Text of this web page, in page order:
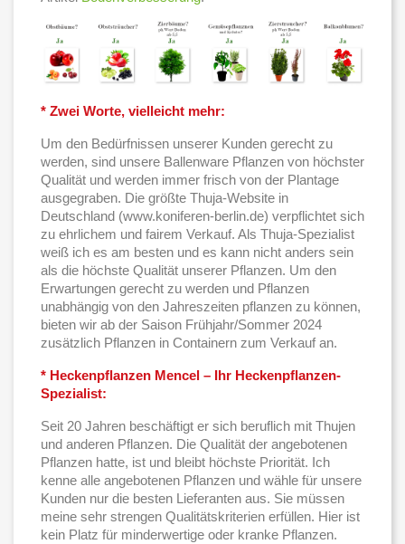
* Zwei Worte, vielleicht mehr:
Um den Bedürfnissen unserer Kunden gerecht zu
werden, sind unsere Ballenware Pflanzen von höchster
Qualität und werden immer frisch von der Plantage
ausgegraben. Die größte Thuja-Website in
Deutschland (www.koniferen-berlin.de) verpflichtet sich
zu ehrlichem und fairem Verkauf. Als Thuja-Spezialist
weiß ich es am besten und es kann nicht anders sein
als die höchste Qualität unserer Pflanzen. Um den
Erwartungen gerecht zu werden und Pflanzen
unabhängig von den Jahreszeiten pflanzen zu können,
bieten wir ab der Saison Frühjahr/Sommer 2024
zusätzlich Pflanzen in Containern zum Verkauf an.
* Heckenpflanzen Mencel – Ihr Heckenpflanzen-
Spezialist:
Seit 20 Jahren beschäftigt er sich beruflich mit Thujen
und anderen Pflanzen. Die Qualität der angebotenen
Pflanzen hatte, ist und bleibt höchste Priorität. Ich
kenne alle angebotenen Pflanzen und wähle für unsere
Kunden nur die besten Lieferanten aus. Sie müssen
meine sehr strengen Qualitätskriterien erfüllen. Hier ist
kein Platz für minderwertige oder kranke Pflanzen.